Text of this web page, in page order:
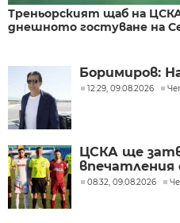
Треньорският щаб на
днешното гостуване на
Боримиров:
12:29, 09.08.2026
ЦСКА ще
08:32, 09.08.2026